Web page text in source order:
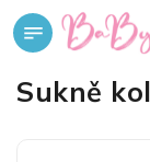
Přejít
na
Sukně